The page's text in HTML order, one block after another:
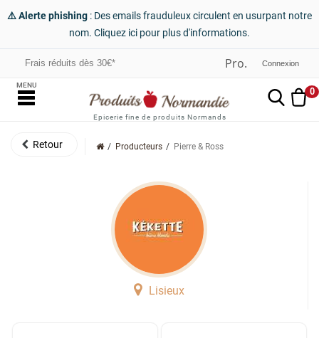
⚠️ Alerte phishing : Des emails frauduleux circulent en usurpant notre
nom. Cliquez ici pour plus d'informations.
Frais réduits dès 30€* Connexion
Epicerie fine de produits Normands
0
MENU
Producteurs Pierre & Ross
Lisieux